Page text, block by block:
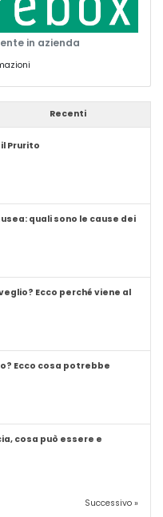
in azienda
Recenti
Prurito
quali sono le cause dei
Ecco perché viene al
Ecco cosa potrebbe
cosa può essere e
Successivo »